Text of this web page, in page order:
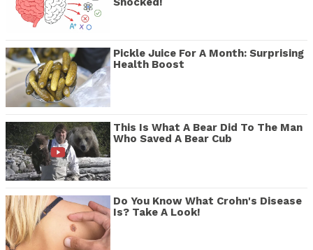
Pickle Juice For A Month: Surprising
Health Boost
This Is What A Bear Did To The Man
Who Saved A Bear Cub
Do You Know What Crohn's Disease
Is? Take A Look!